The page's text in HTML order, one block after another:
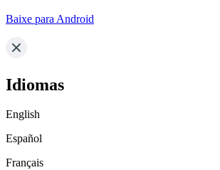
Baixe para Android
Idiomas
English
Español
Français